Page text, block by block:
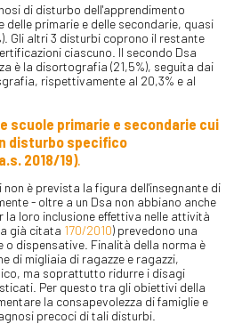
di disturbo dell'apprendimento
delle primarie e delle secondarie, quasi
Gli altri 3 disturbi coprono il restante
ciascuno. Il secondo Dsa
è la disortografia (21,5%), seguita dai
rispettivamente al 20,3% e al
scuole primarie e secondarie cui
disturbo specifico
2018/19).
non è prevista la figura dell'insegnante di
- oltre a un Dsa non abbiano anche
loro inclusione effettiva nelle attività
già citata 170/2010) prevedono una
o dispensative. Finalità della norma è
di migliaia di ragazze e ragazzi,
ma soprattutto ridurre i disagi
Per questo tra gli obiettivi della
la consapevolezza di famiglie e
precoci di tali disturbi.